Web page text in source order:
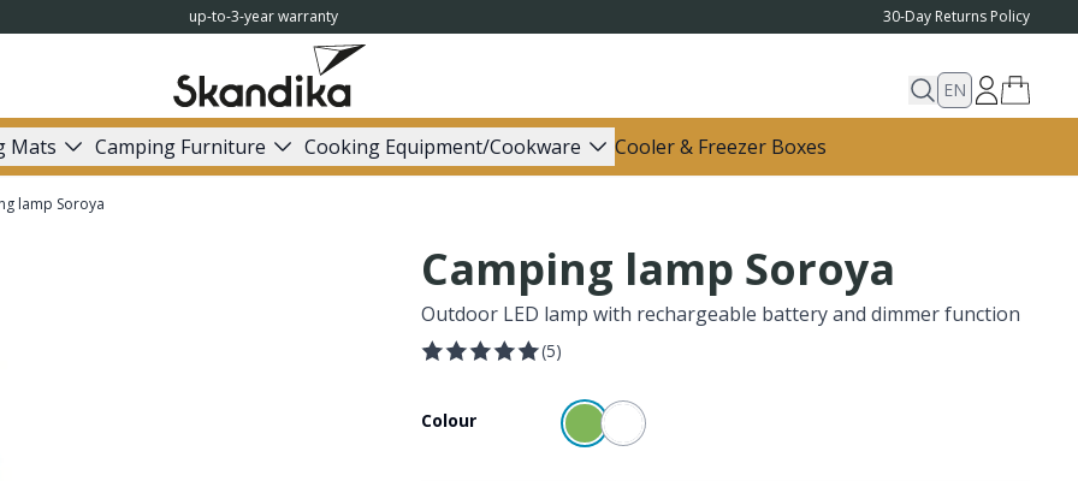
up-to-3-year warranty 30-Day Returns Policy
EN
Mats Camping Furniture Cooking Equipment/Cookware Cooler & Freezer Boxes
lamp Soroya
Camping lamp Soroya
Outdoor LED lamp with rechargeable battery and dimmer function
(5)
Colour